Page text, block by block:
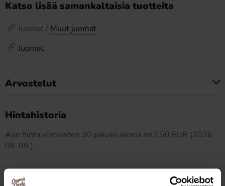
Katso lisää samankaltaisia tuotteita
Juomat / Muut juomat
Juomat
Arvostelut
Hintahistoria
Alin hinta viimeisten 30 päivän aikana on2.50 EUR (2026-
08-09 )